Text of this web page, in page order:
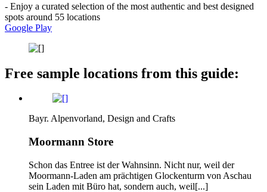
- Enjoy a curated selection of the most authentic and best designed
spots around 55 locations
Google Play
Free sample locations from this guide:
Bayr. Alpenvorland, Design and Crafts
Moormann Store
Schon das Entree ist der Wahnsinn. Nicht nur, weil der
Moormann-Laden am prächtigen Glockenturm von Aschau
sein Laden mit Büro hat, sondern auch, weil[...]